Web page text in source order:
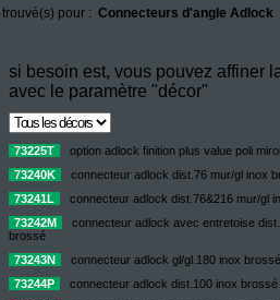
pour : Connecteurs d'angle Adlock
si besoin est, vous pouvez affiner
avec le paramètre "décor"
73225T option adlock finition plus value poli
73240K
connecteur adlock dist.76 mur/gl inox
73241L
connecteur adlock dist.76&216 mur/gl
73242M
connecteur adlock avec entretoise
brossé
73243N
connecteur adlock gl/gl.180 inox brossé
73244P
connecteur adlock dist.100 inox brossé